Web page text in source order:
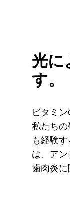
光に
す。
ビタミ
私たち
も経験
は、ア
歯肉炎に